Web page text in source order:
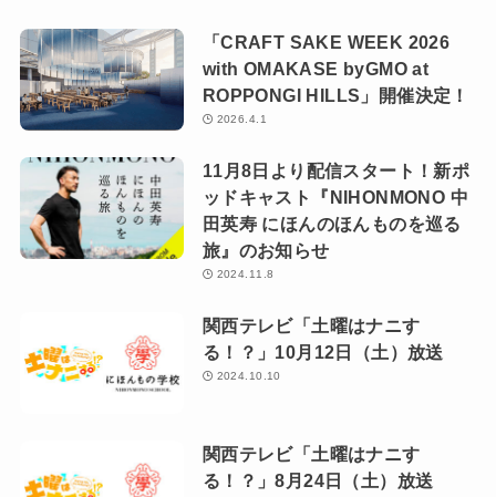
「CRAFT SAKE WEEK 2026
with OMAKASE byGMO at
ROPPONGI HILLS」開催決定！
2026.4.1
11月8日より配信スタート！新ポ
ッドキャスト『NIHONMONO 中
田英寿 にほんのほんものを巡る
旅』のお知らせ
2024.11.8
関西テレビ「土曜はナニす
る！？」10月12日（土）放送
2024.10.10
関西テレビ「土曜はナニす
る！？」8月24日（土）放送